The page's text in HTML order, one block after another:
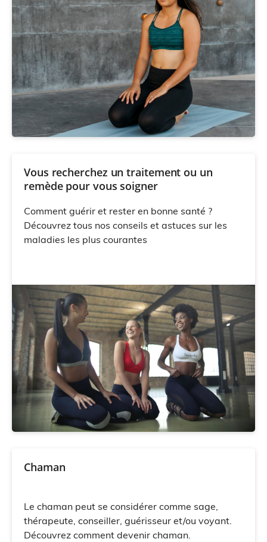
Vous recherchez un traitement ou un
remède pour vous soigner
Comment guérir et rester en bonne santé ?
Découvrez tous nos conseils et astuces sur les
maladies les plus courantes
Chaman
Le chaman peut se considérer comme sage,
thérapeute, conseiller, guérisseur et/ou voyant.
Découvrez comment devenir chaman.